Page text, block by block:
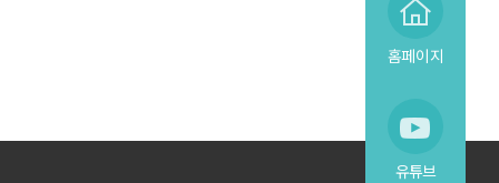
홈페이지
유튜브